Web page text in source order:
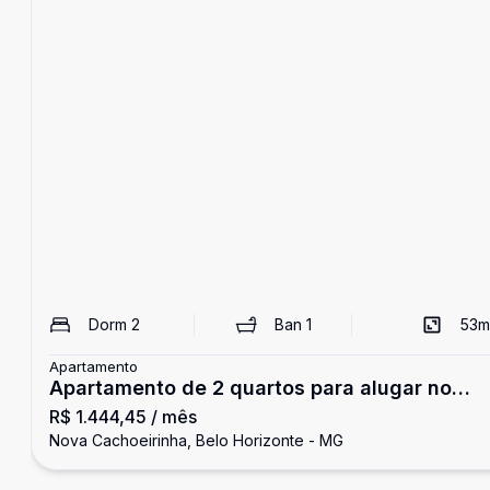
Dorm 2 Ban 1 53
Apartamento
Apartamento de 2 quartos para alugar no
bairro Nova Cachoeirinha
R$ 1.444,45 / mês
Nova Cachoeirinha, Belo Horizonte - MG